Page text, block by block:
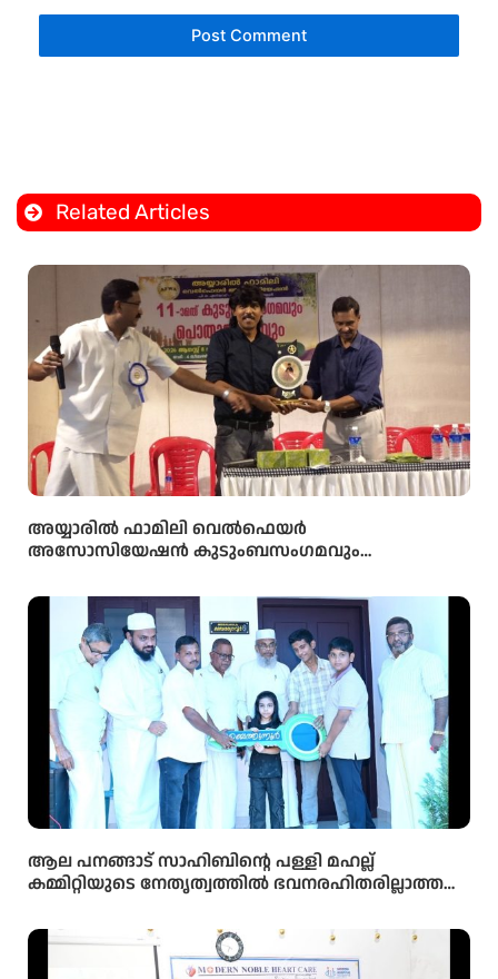
Related Articles
അയ്യാരിൽ ഫാമിലി വെൽഫെയർ
അസോസിയേഷൻ കുടുംബസംഗമവും
ആല പനങ്ങാട് സാഹിബിൻ്റെ പള്ളി മഹല്ല്
കമ്മിറ്റിയുടെ നേതൃത്വത്തിൽ ഭവനരഹിതരില്ലാത്ത
മത്തെ വീടിൻ്റെ താക്കോൽ ദാനം നടന്നു